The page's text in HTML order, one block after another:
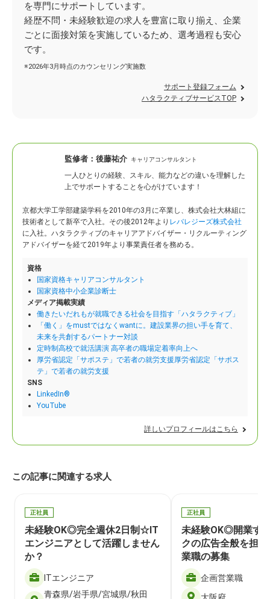
を専門にサポートしています。
経歴不問・未経験歓迎の求人を豊富に取り揃え、企業
ごとに面接対策を実施しているため、選考過程も安心
です。
※2026年3月時点のカウンセリング実施数
サポート登録フォーム
ハタラクティブサービスTOP
監修者： 後藤祐介 キャリアコンサルタント
一人ひとりの経験、スキル、能力などの違いを理解した
上でサポートすることを心がけています！
京都大学工学部建築学科を2010年の3月に卒業し、株式会社大林組に
技術者として新卒で入社。 その後2012年より レバレジーズ株式会社
に入社。ハタラクティブのキャリアアドバイザー・リクルーティング
アドバイザーを経て2019年より事業責任者を務める。
資格
国家資格キャリアコンサルタント
国家資格中小企業診断士
メディア掲載実績
働きたいだれもが就職できる社会を目指す「ハタラクティブ」
「働く」をmustではなくwantに。建設業界の担い手を育て、
未来を共創するパートナー対談
定時制高校で就活講演 高卒者の職場定着率向上へ
厚労省認定「サポステ」で若者の就労支援厚労省認定「サポス
テ」で若者の就労支援
SNS
LinkedIn®
YouTube
詳しいプロフィールはこちら
この記事に関連する求人
正社員
未経験OK◎完全週休2日制☆IT
エンジニアとして活躍しません
か？
ITエンジニア
青森県/岩手県/宮城県/秋田
正社員
未経験OK◎開業す
クの広告全般を担
業職の募集
企画営業職